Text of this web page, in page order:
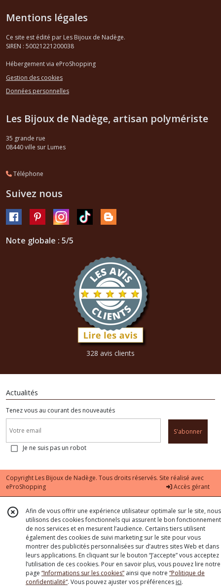
Mentions légales
Ce site est édité par Les Bijoux de Nadège.
SIREN : 50021221200038
Hébergement via eProShopping
Gestion des cookies
Données personnelles
Les Bijoux de Nadège, artisan polymériste
35 grande rue
08440ville sur Lumes
Téléphone
Suivez nous
Note globale : 5/5
328 avis clients
Actualités
Tenez vous au courant des nouveautés
S'abonner
Je ne suis pas un robot
Copyright Les Bijoux de Nadège. Tous droits réservés. Site réalisé avec
eProShopping
Accès gérant
Afin de vous offrir une expérience utilisateur optimale sur le site, nous
utilisons des cookies fonctionnels qui assurent le bon fonctionnement
de nos services et en mesurent l’audience. Certains tiers utilisent
également des cookies de suivi marketing sur le site pour vous
montrer des publicités personnalisées sur d’autres sites Web et dans
leurs applications. En cliquant sur le bouton “J’accepte” vous acceptez
l’utilisation de ces cookies. Pour en savoir plus, vous pouvez lire notre
page “Informations sur les cookies” ainsi que notre “Politique de
confidentialité“. Vous pouvez ajuster vos préférences ici.